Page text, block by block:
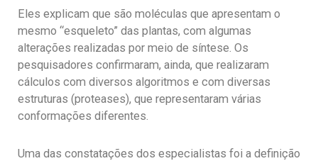
Eles explicam que são moléculas que apresentam o
mesmo “esqueleto” das plantas, com algumas
alterações realizadas por meio de síntese. Os
pesquisadores confirmaram, ainda, que realizaram
cálculos com diversos algoritmos e com diversas
estruturas (proteases), que representaram várias
conformações diferentes.
Uma das constatações dos especialistas foi a definição